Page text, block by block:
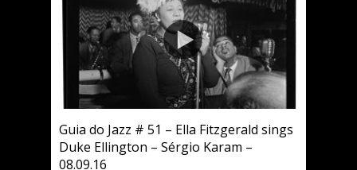
Guia do Jazz # 51 – Ella Fitzgerald sings
Duke Ellington – Sérgio Karam –
08.09.16